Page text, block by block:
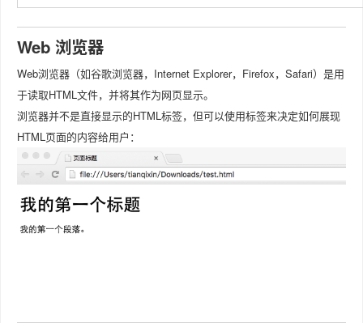
Web 浏览器
Web浏览器（如谷歌浏览器，Internet Explorer，Firefox，Safari）是用
于读取HTML文件，并将其作为网页显示。
浏览器并不是直接显示的HTML标签，但可以使用标签来决定如何展现
HTML页面的内容给用户：